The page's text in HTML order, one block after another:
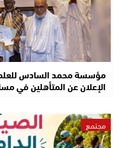
مؤسسة محمد السادس
الإعلان عن المتأهلين في
مجتمع